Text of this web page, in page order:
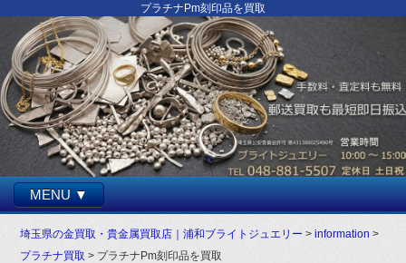
プラチナPm刻印品を買取
MENU ▼
埼玉県の金買取・貴金属買取店｜浦和ブライトジュエリー >information >
プラチナ買取 > プラチナPm刻印品を買取